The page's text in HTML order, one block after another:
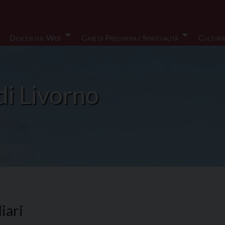
Diocesi sul Web Case di Preghiera e Spiritualità
Livorno